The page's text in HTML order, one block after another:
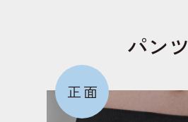
パンツ
正面